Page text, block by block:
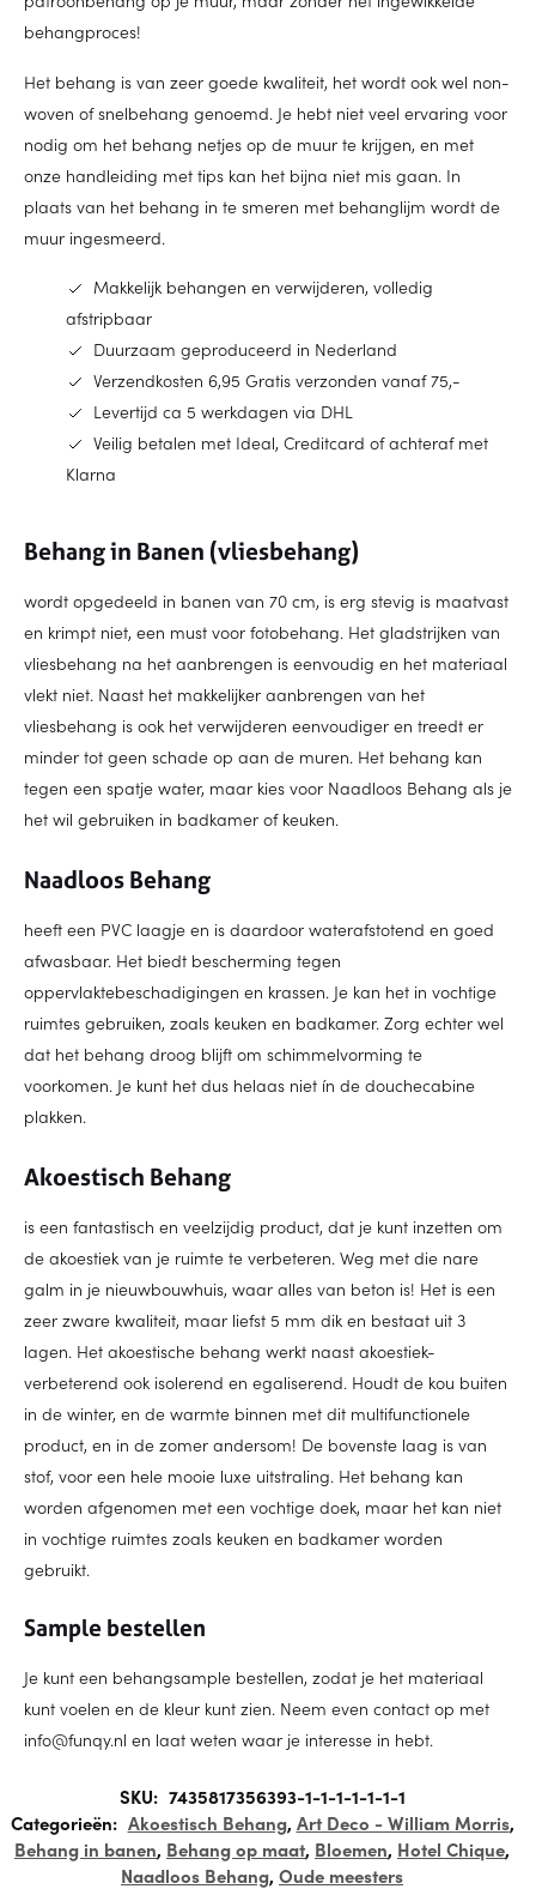
behangproces!
Het behang is van zeer goede kwaliteit, het wordt ook wel non-
woven of snelbehang genoemd. Je hebt niet veel ervaring voor
nodig om het behang netjes op de muur te krijgen, en met
onze handleiding met tips kan het bijna niet mis gaan. In
plaats van het behang in te smeren met behanglijm wordt de
muur ingesmeerd.
Makkelijk behangen en verwijderen, volledig
afstripbaar
Duurzaam geproduceerd in Nederland
Verzendkosten 6,95 Gratis verzonden vanaf 75,-
Levertijd ca 5 werkdagen via DHL
Veilig betalen met Ideal, Creditcard of achteraf met
Klarna
Behang in Banen (vliesbehang)
wordt opgedeeld in banen van 70 cm, is erg stevig is maatvast
en krimpt niet, een must voor fotobehang. Het gladstrijken van
vliesbehang na het aanbrengen is eenvoudig en het materiaal
vlekt niet. Naast het makkelijker aanbrengen van het
vliesbehang is ook het verwijderen eenvoudiger en treedt er
minder tot geen schade op aan de muren. Het behang kan
tegen een spatje water, maar kies voor Naadloos Behang als je
het wil gebruiken in badkamer of keuken.
Naadloos Behang
heeft een PVC laagje en is daardoor waterafstotend en goed
afwasbaar. Het biedt bescherming tegen
oppervlaktebeschadigingen en krassen. Je kan het in vochtige
ruimtes gebruiken, zoals keuken en badkamer. Zorg echter wel
dat het behang droog blijft om schimmelvorming te
voorkomen. Je kunt het dus helaas niet ín de douchecabine
plakken.
Akoestisch Behang
is een fantastisch en veelzijdig product, dat je kunt inzetten om
de akoestiek van je ruimte te verbeteren. Weg met die nare
galm in je nieuwbouwhuis, waar alles van beton is! Het is een
zeer zware kwaliteit, maar liefst 5 mm dik en bestaat uit 3
lagen. Het akoestische behang werkt naast akoestiek-
verbeterend ook isolerend en egaliserend. Houdt de kou buiten
in de winter, en de warmte binnen met dit multifunctionele
product, en in de zomer andersom! De bovenste laag is van
stof, voor een hele mooie luxe uitstraling. Het behang kan
worden afgenomen met een vochtige doek, maar het kan niet
in vochtige ruimtes zoals keuken en badkamer worden
gebruikt.
Sample bestellen
Je kunt een behangsample bestellen, zodat je het materiaal
kunt voelen en de kleur kunt zien. Neem even contact op met
info@funqy.nl en laat weten waar je interesse in hebt.
SKU: 7435817356393-1-1-1-1-1-1-1
Categorieën: Akoestisch Behang, Art Deco - William Morris,
Behang in banen, Behang op maat, Bloemen, Hotel Chique,
Naadloos Behang, Oude meesters